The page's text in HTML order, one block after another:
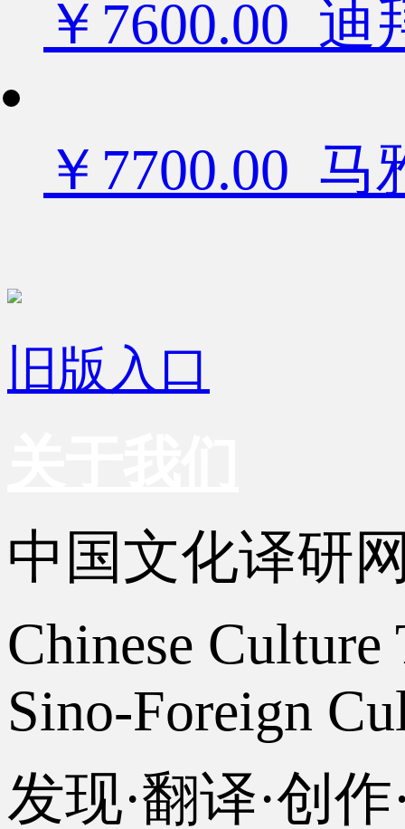
￥7600.00
￥7700.00 马
旧版入口
中国文化译研
Chinese
Sino-Foreign
发现·翻译·创